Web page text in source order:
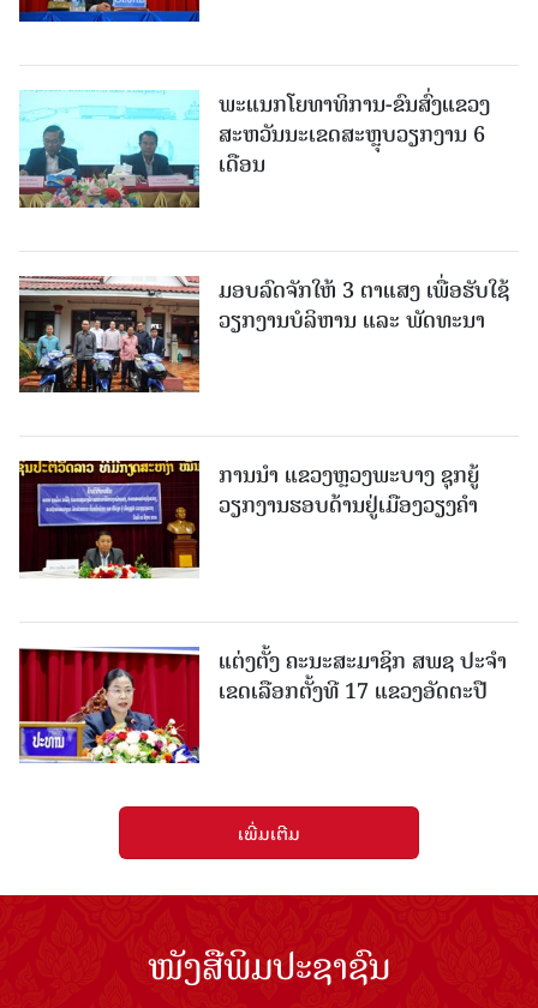
ພະແນກໂຍທາທິການ-ຂົນສົ່ງແຂວງ
ສະຫວັນນະເຂດສະຫຼຸບວຽກງານ 6
ເດືອນ
ມອບລົດຈັກໃຫ້ 3 ຕາແສງ ເພື່ອຮັບໃຊ້
ວຽກງານບໍລິຫານ ແລະ ພັດທະນາ
ການນຳ ແຂວງຫຼວງພະບາງ ຊຸກຍູ້
ວຽກງານຮອບດ້ານຢູ່ເມືອງວຽງຄໍາ
ແຕ່ງຕັ້ງ ຄະນະສະມາຊິກ ສພຊ ປະຈຳ
ເຂດເລືອກຕັ້ງທີ 17 ແຂວງອັດຕະປື
ເພີ່ມເຕີມ
ໜັງສືພິມປະຊາຊົນ